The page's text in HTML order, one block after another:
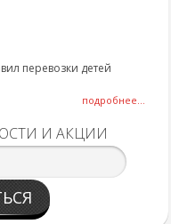
перевозки детей
подробнее...
И АКЦИИ